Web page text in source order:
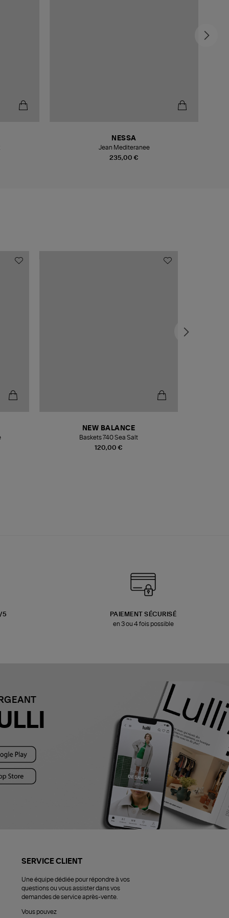
235,00 €
NESSA
Jean Mediteranee
120,00 €
NEW BALANCE
Baskets 740 Sea Salt
5
PAIEMENT SÉCURISÉ
en 3 ou 4 fois possible
SERVICE CLIENT
Une équipe dédiée pour répondre à vos
questions ou vous assister dans vos
demandes de service après-vente.
Vous pouvez